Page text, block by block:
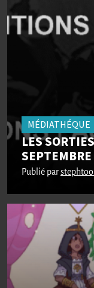
MÉDIATHÉQUE
LES
Publié par